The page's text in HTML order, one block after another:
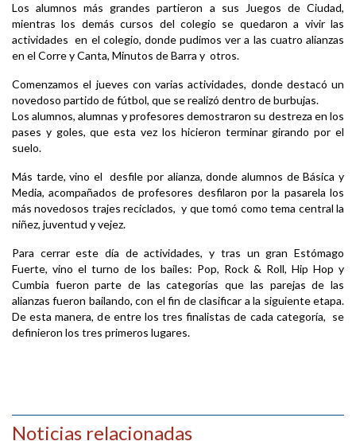
Los alumnos más grandes partieron a sus Juegos de Ciudad,
mientras los demás cursos del colegio se quedaron a vivir las
actividades en el colegio, donde pudimos ver a las cuatro alianzas
en el Corre y Canta, Minutos de Barra y otros.
Comenzamos el jueves con varias actividades, donde destacó un
novedoso partido de fútbol, que se realizó dentro de burbujas.
Los alumnos, alumnas y profesores demostraron su destreza en los
pases y goles, que esta vez los hicieron terminar girando por el
suelo.
Más tarde, vino el desfile por alianza, donde alumnos de Básica y
Media, acompañados de profesores desfilaron por la pasarela los
más novedosos trajes reciclados, y que tomó como tema central la
niñez, juventud y vejez.
Para cerrar este día de actividades, y tras un gran Estómago
Fuerte, vino el turno de los bailes: Pop, Rock & Roll, Hip Hop y
Cumbia fueron parte de las categorías que las parejas de las
alianzas fueron bailando, con el fin de clasificar a la siguiente etapa.
De esta manera, de entre los tres finalistas de cada categoría, se
definieron los tres primeros lugares.
Noticias relacionadas